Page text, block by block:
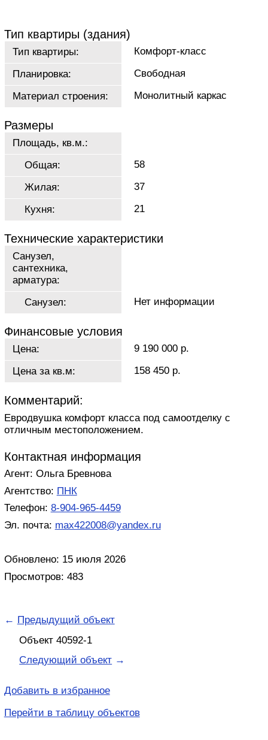
Тип квартиры (здания)
Тип квартиры:
Комфорт-класс
Планировка:
Свободная
Материал строения:
Монолитный каркас
Размеры
Площадь, кв.м.:
Общая:
58
Жилая:
37
Кухня:
21
Технические характеристики
Санузел,
сантехника,
арматура:
Санузел:
Нет информации
Финансовые условия
Цена:
9 190 000 р.
Цена за кв.м:
158 450 р.
Комментарий:
Евродвушка комфорт класса под самоотделку с
отличным местоположением.
Контактная информация
Агент: Ольга Бревнова
Агентство: ПНК
Телефон: 8-904-965-4459
Эл. почта: max422008@yandex.ru
Обновлено: 15 июля 2026
Просмотров: 483
← Предыдущий объект
Объект 40592-1
Следующий объект →
Добавить в избранное
Перейти в таблицу объектов